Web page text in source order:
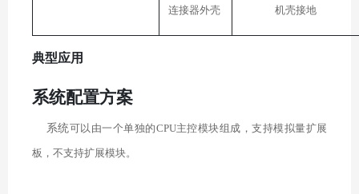
连接器外壳 机壳接地
典型应用
系统配置方案
系统可以由一个单独的CPU主控模块组成，支持模拟量扩展
板 ，不支持扩展模块。